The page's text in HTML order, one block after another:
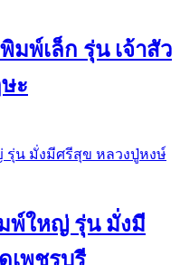
พ์เล็ก รุ่น เจ้าสัว
ะ
พ์ใหญ่ รุ่น มั่งมี
เพชรบุรี